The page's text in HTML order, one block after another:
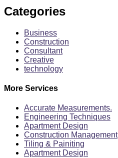
Categories
Business
Construction
Consultant
Creative
technology
More Services
Accurate Measurements.
Engineering Techniques
Apartment Design
Construction Management
Tiling & Painiting
Apartment Design